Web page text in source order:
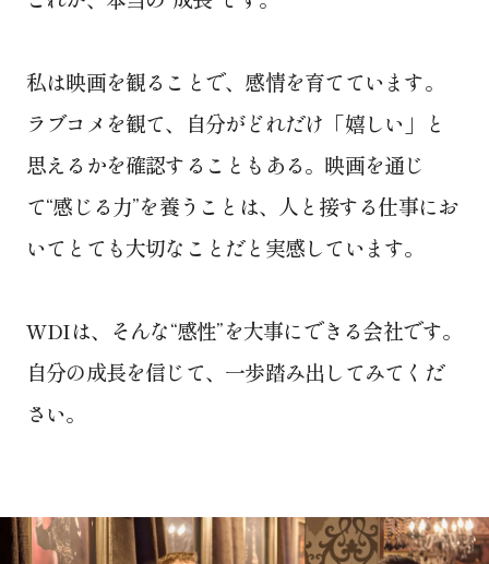
私は映画を観ることで、感情を育てています。
ラブコメを観て、自分がどれだけ「嬉しい」と
思えるかを確認することもある。映画を通じ
て“感じる力”を養うことは、人と接する仕事にお
いてとても大切なことだと実感しています。
WDIは、そんな“感性”を大事にできる会社です。
自分の成長を信じて、一歩踏み出してみてくだ
さい。